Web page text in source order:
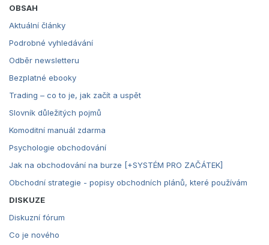
OBSAH
Aktuální články
Podrobné vyhledávání
Odběr newsletteru
Bezplatné ebooky
Trading – co to je, jak začít a uspět
Slovník důležitých pojmů
Komoditní manuál zdarma
Psychologie obchodování
Jak na obchodování na burze [+SYSTÉM PRO ZAČÁTEK]
Obchodní strategie - popisy obchodních plánů, které používám
DISKUZE
Diskuzní fórum
Co je nového